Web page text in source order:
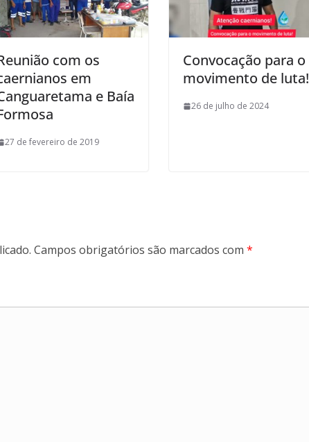
com os
em
e Baía
27 de fevereiro de 2019
Convocação para o
movimento de luta!
26 de julho de 2024
Campos obrigatórios são marcados com *